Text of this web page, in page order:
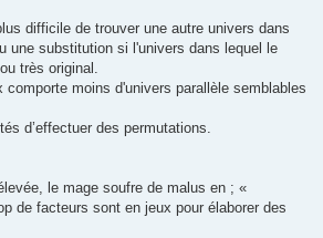
difficile de trouver une autre univers dans
une substitution si l'univers dans lequel le
très original.
comporte moins d'univers parallèle semblables
d’effectuer des permutations.
le mage soufre de malus en ; «
de facteurs sont en jeux pour élaborer des